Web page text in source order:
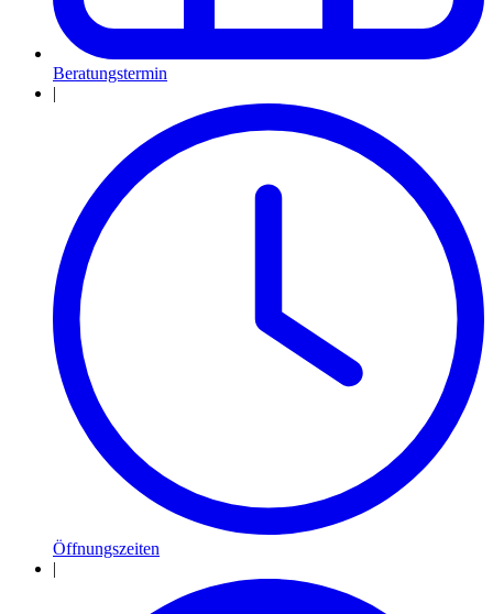
Beratungstermin
|
Öffnungszeiten
|